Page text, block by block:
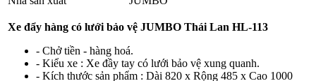
Xe đẩy hàng có lưới bảo vệ JUMBO Thái Lan HL-113
- Chở tiền - hàng hoá.
- Kiểu xe : Xe đầy tay có lưới bảo vệ xung quanh.
- Kích thước sản phẩm : Dài 820 x Rộng 485 x Cao 1000